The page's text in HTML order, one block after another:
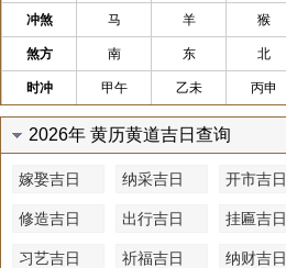
冲煞 马 羊 猴
煞方 南 东 北
时冲 甲午 乙未 丙申
2026年 黄历黄道吉日查询
嫁娶吉日 纳采吉日 开市吉日
修造吉日 出行吉日 挂匾吉日
习艺吉日 祈福吉日 纳财吉日